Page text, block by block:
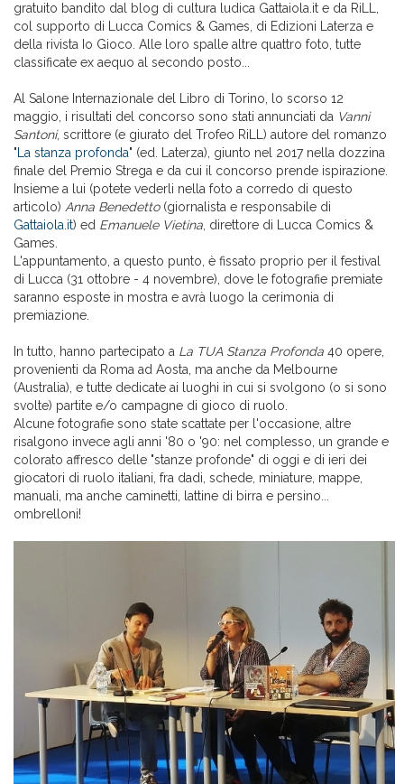
gratuito bandito dal blog di cultura ludica Gattaiola.it e da RiLL,
col supporto di Lucca Comics & Games, di Edizioni Laterza e
della rivista Io Gioco. Alle loro spalle altre quattro foto, tutte
classificate ex aequo al secondo posto...
Al Salone Internazionale del Libro di Torino, lo scorso 12
maggio, i risultati del concorso sono stati annunciati da Vanni
Santoni, scrittore (e giurato del Trofeo RiLL) autore del romanzo
" La stanza profonda" (ed. Laterza), giunto nel 2017 nella dozzina
finale del Premio Strega e da cui il concorso prende ispirazione.
Insieme a lui (potete vederli nella foto a corredo di questo
articolo) Anna Benedetto(giornalista e responsabile di
Gattaiola.it) ed Emanuele Vietina , direttore di Lucca Comics &
Games.
L'appuntamento, a questo punto, è fissato proprio per il festival
di Lucca (31 ottobre - 4 novembre), dove le fotografie premiate
saranno esposte in mostra e avrà luogo la cerimonia di
premiazione.
In tutto, hanno partecipato a La TUA Stanza Profonda 40 opere,
provenienti da Roma ad Aosta, ma anche da Melbourne
(Australia), e tutte dedicate ai luoghi in cui si svolgono (o si sono
svolte) partite e/o campagne di gioco di ruolo.
Alcune fotografie sono state scattate per l'occasione, altre
risalgono invece agli anni '80 o '90: nel complesso, un grande e
colorato affresco delle "stanze profonde" di oggi e di ieri dei
giocatori di ruolo italiani, fra dadi, schede, miniature, mappe,
manuali, ma anche caminetti, lattine di birra e persino...
ombrelloni!